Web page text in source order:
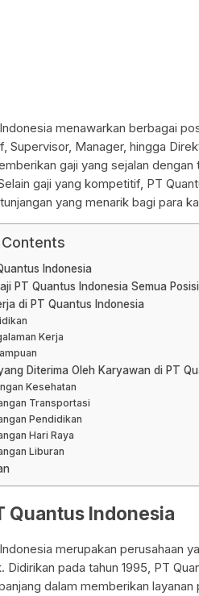
menawarkan berbagai
Supervisor, Manager, hingga
gaji yang sejalan
gaji yang kompetitif, PT
yang menarik bagi para
Indonesia
PT Quantus Indonesia Semua
di PT Quantus Indonesia
Kerja
Diterima Oleh Karyawan di PT
Kesehatan
Transportasi
Pendidikan
Hari Raya
Liburan
Quantus Indonesia
merupakan perusahaan
Didirikan pada tahun 1995, PT
dalam memberikan